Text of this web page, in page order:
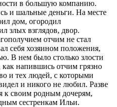
в большую компанию.
и шальные деньги. На месте
дом, огородил
злых взглядов, двор.
отчим не стал
себя хозяином положения,
В нем было столько злости
напившись отчим грязно
и тех людей, с которыми
и никого не любил. Разве
к своим родным дочерям,
сестренкам Ильи.